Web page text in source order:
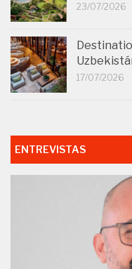
23/07/2026
17/07/2026
ENTREVISTAS